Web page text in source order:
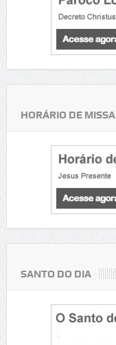
HORÁRIO DE MISSA
SANTO DO DIA